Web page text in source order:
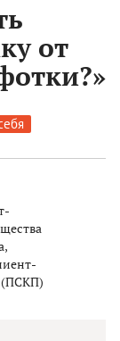
от
(ПСКП)